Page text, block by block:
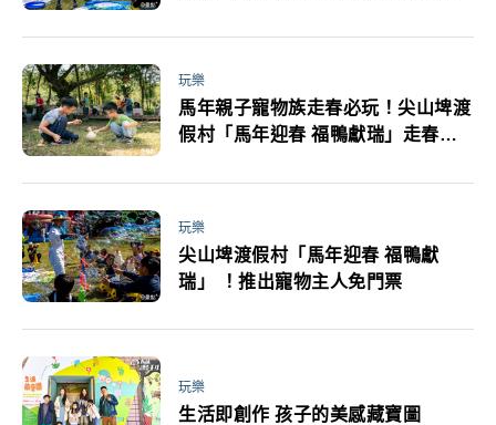
玩樂
馬年親子寵物族走春必玩！尖山埤渡
假村「馬年迎春 福鴨獻瑞」走春活
玩樂
尖山埤渡假村「馬年迎春 福鴨獻
瑞」 ！推出寵物主人免門票
玩樂
生活即創作 孩子的美感藏寶圖